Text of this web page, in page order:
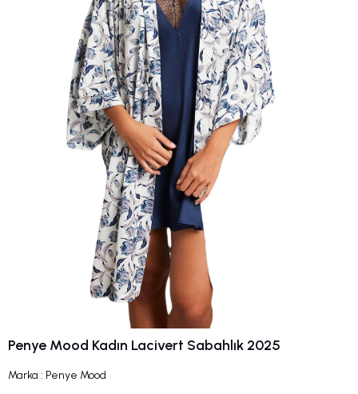
Penye Mood Kadın Lacivert Sabahlık 2025
Marka : Penye Mood